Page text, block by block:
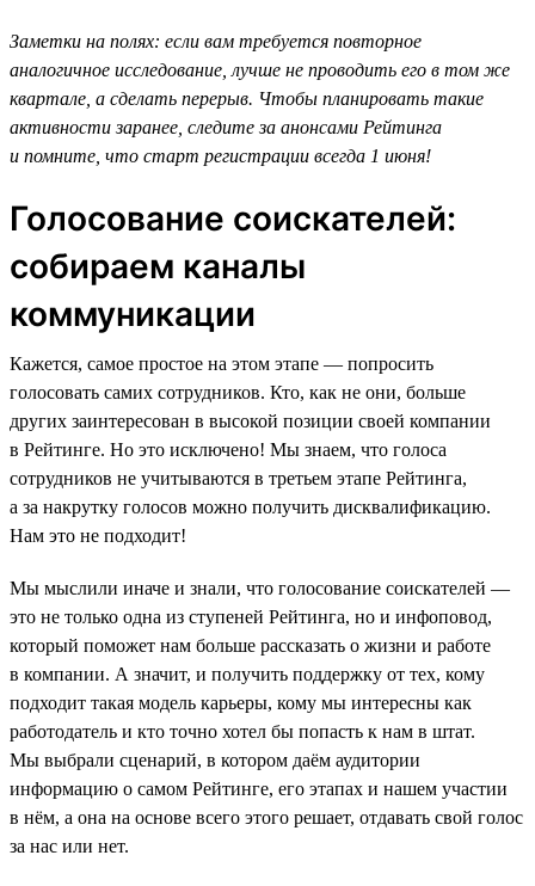
Заметки на полях: если вам требуется повторное
аналогичное исследование, лучше не проводить его в том же
квартале, а сделать перерыв. Чтобы планировать такие
активности заранее, следите за анонсами Рейтинга
и помните, что старт регистрации всегда 1 июня!
Голосование соискателей:
собираем каналы
коммуникации
Кажется, самое простое на этом этапе — попросить
голосовать самих сотрудников. Кто, как не они, больше
других заинтересован в высокой позиции своей компании
в Рейтинге. Но это исключено! Мы знаем, что голоса
сотрудников не учитываются в третьем этапе Рейтинга,
а за накрутку голосов можно получить дисквалификацию.
Нам это не подходит!
Мы мыслили иначе и знали, что голосование соискателей —
это не только одна из ступеней Рейтинга, но и инфоповод,
который поможет нам больше рассказать о жизни и работе
в компании. А значит, и получить поддержку от тех, кому
подходит такая модель карьеры, кому мы интересны как
работодатель и кто точно хотел бы попасть к нам в штат.
Мы выбрали сценарий, в котором даём аудитории
информацию о самом Рейтинге, его этапах и нашем участии
в нём, а она на основе всего этого решает, отдавать свой голос
за нас или нет.